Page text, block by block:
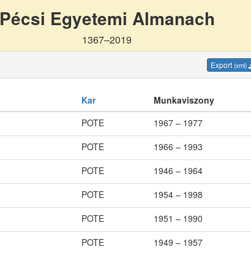
Pécsi Egyetemi Almanach
1367–2019
Export (xml)
Kar
Munkaviszony
POTE
1967 – 1977
POTE
1966 – 1993
POTE
1946 – 1964
POTE
1954 – 1998
POTE
1951 – 1990
POTE
1949 – 1957